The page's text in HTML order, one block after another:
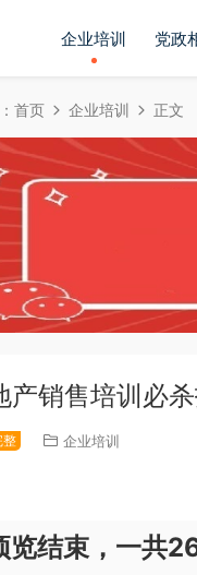
企业培训 党政
首页 企业培训 正文
产销售培训必
整 企业培训
览结束，一共